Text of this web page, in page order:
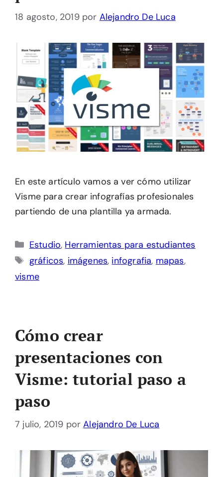
18 agosto, 2019 por Alejandro De Luca
En este artículo vamos a ver cómo utilizar
Visme para crear infografías profesionales
partiendo de una plantilla ya armada.
Categorías
Estudio, Herramientas para estudiantes
Etiquetas
gráficos, imágenes, infografia, mapas,
visme
Cómo crear
presentaciones con
Visme: tutorial paso a
paso
7 julio, 2019 porAlejandro De Luca